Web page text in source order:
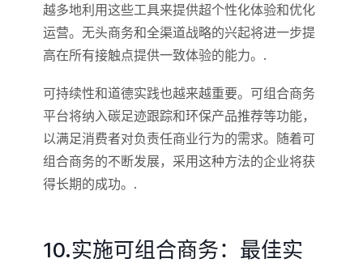
越多地利用这些工具来提供超个性化体验和优化
运营。无头商务和全渠道战略的兴起将进一步提
高在所有接触点提供一致体验的能力。.
可持续性和道德实践也越来越重要。可组合商务
平台将纳入碳足迹跟踪和环保产品推荐等功能，
以满足消费者对负责任商业行为的需求。随着可
组合商务的不断发展，采用这种方法的企业将获
得长期的成功。.
10.实施可组合商务：最佳实